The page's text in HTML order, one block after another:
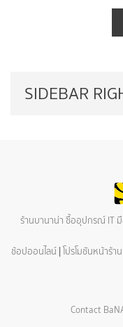
SIDEBAR
ร้านบานาน่า ซื้ออุปกรณ์ IT
ช้อปออนไลน์ โปรโมชันหน้าร้าน
Contact